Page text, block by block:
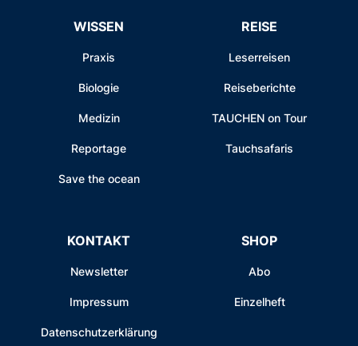
WISSEN
Praxis
Biologie
Medizin
Reportage
Save the ocean
REISE
Leserreisen
Reiseberichte
TAUCHEN on Tour
Tauchsafaris
KONTAKT
Newsletter
Impressum
Datenschutzerklärung
SHOP
Abo
Einzelheft